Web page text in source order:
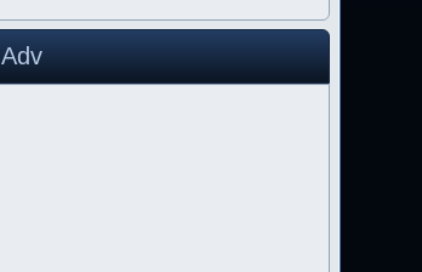
Adv